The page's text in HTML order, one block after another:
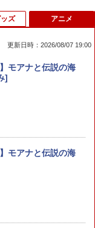
・新品・未開封
シー Switch 2
となります。
Edition 【Swit
『SILENT HILL f
30731 PS5 ゲ
ンクエストX 目覚
ライン デラック
ズ
学ぶLECで合格(う
主任者
2 OFF THE REC
グ2 オフ・ザ・レコ
ング「Z」】 - PS
アニメ
更新日時：2026/08/07 19:00
モアナと伝説の海
]
モアナと伝説の海